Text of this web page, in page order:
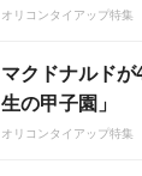
オリコンタイアップ特集
マクドナルド
生の甲子園」
オリコンタイアップ特集